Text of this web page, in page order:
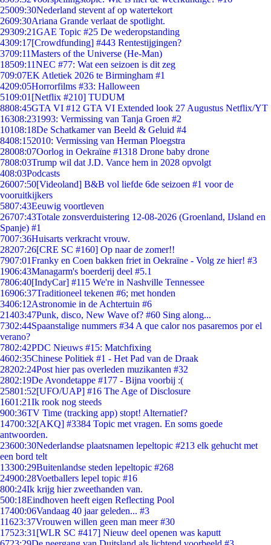
25009:30Nederland stevent af op watertekort
2609:30Ariana Grande verlaat de spotlight.
29309:21GAE Topic #25 De wederopstanding
4309:17[Crowdfunding] #443 Rentestijgingen?
3709:11Masters of the Universe (He-Man)
18509:11NEC #77: Wat een seizoen is dit zeg
709:07EK Atletiek 2026 te Birmingham #1
4209:05Horrorfilms #33: Halloween
5109:01 [Netflix #210] TUDUM
8808:45GTA VI #12 GTA VI Extended look 27 Augustus Netflix/YT
16308:231993: Vermissing van Tanja Groen #2
10108:18De Schatkamer van Beeld & Geluid #4
8408:152010: Vermissing van Herman Ploegstra
28008:07Oorlog in Oekraïne #1318 Drone baby drone
7808:03Trump wil dat J.D. Vance hem in 2028 opvolgt
408:03Podcasts
26007:50[Videoland] B&B vol liefde 6de seizoen #1 voor de
vooruitkijkers
5807:43Eeuwig voortleven
26707:43Totale zonsverduistering 12-08-2026 (Groenland, IJsland en
Spanje) #1
7007:36Huisarts verkracht vrouw.
28207:26[CRE SC #160] Op naar de zomer!!
7907:01Franky en Coen bakken friet in Oekraïne - Volg ze hier! #3
1906:43Managarm's boerderij deel #5.1
7806:40[IndyCar] #115 We're in Nashville Tennessee
16906:37Traditioneel tekenen #6; met honden
3406:12Astronomie in de Achtertuin #6
21403:47Punk, disco, New Wave of? #60 Sing along...
7302:44Spaanstalige nummers #34 A que calor nos pasaremos por el
verano?
7802:42PDC Nieuws #15: Matchfixing
4602:35Chinese Politiek #1 - Het Pad van de Draak
28202:24Post hier pas overleden muzikanten #32
2802:19De Avondetappe #177 - Bijna voorbij :(
25801:52[UFO/UAP] #16 The Age of Disclosure
1601:21Ik rook nog steeds
900:36TV Time (tracking app) stopt! Alternatief?
14700:32[AKQ] #3384 Topic met vragen. En soms goede
antwoorden.
23600:30Nederlandse plaatsnamen lepeltopic #213 elk gehucht met
een bord telt
13300:29Buitenlandse steden lepeltopic #268
24900:28Voetballers lepel topic #16
800:24Ik krijg hier zweethanden van.
500:18Eindhoven heeft eigen Reflecting Pool
17400:06Vandaag 40 jaar geleden... #3
11623:37Vrouwen willen geen man meer #30
17523:31 [WLR SC #417] Nieuw deel openen was kaputt